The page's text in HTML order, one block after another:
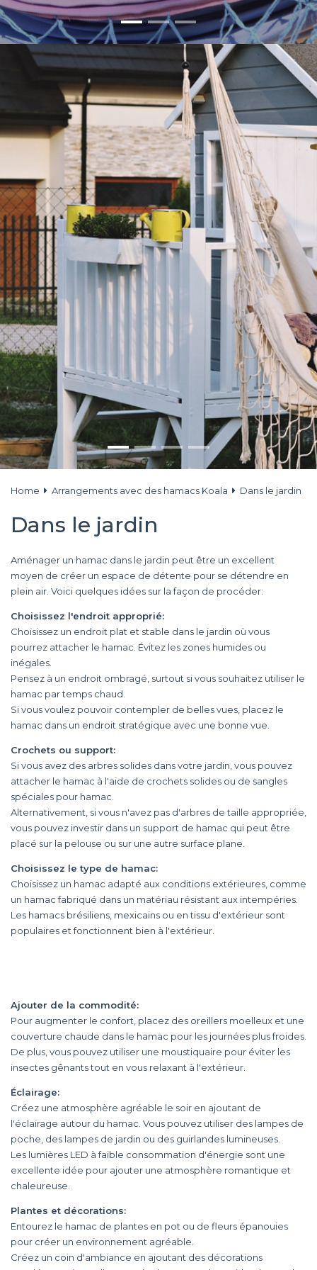
Home Arrangements avec des hamacs Koala Dans le jardin
Dans le jardin
Aménager un hamac dans le jardin peut être un excellent
moyen de créer un espace de détente pour se détendre en
plein air. Voici quelques idées sur la façon de procéder:
Choisissez l'endroit approprié:
Choisissez un endroit plat et stable dans le jardin où vous
pourrez attacher le hamac. Évitez les zones humides ou
inégales.
Pensez à un endroit ombragé, surtout si vous souhaitez utiliser le
hamac par temps chaud.
Si vous voulez pouvoir contempler de belles vues, placez le
hamac dans un endroit stratégique avec une bonne vue.
Crochets ou support:
Si vous avez des arbres solides dans votre jardin, vous pouvez
attacher le hamac à l'aide de crochets solides ou de sangles
spéciales pour hamac.
Alternativement, si vous n'avez pas d'arbres de taille appropriée,
vous pouvez investir dans un support de hamac qui peut être
placé sur la pelouse ou sur une autre surface plane.
Choisissez le type de hamac:
Choisissez un hamac adapté aux conditions extérieures, comme
un hamac fabriqué dans un matériau résistant aux intempéries.
Les hamacs brésiliens, mexicains ou en tissu d'extérieur sont
populaires et fonctionnent bien à l'extérieur.
Ajouter de la commodité:
Pour augmenter le confort, placez des oreillers moelleux et une
couverture chaude dans le hamac pour les journées plus froides.
De plus, vous pouvez utiliser une moustiquaire pour éviter les
insectes gênants tout en vous relaxant à l'extérieur.
Éclairage:
Créez une atmosphère agréable le soir en ajoutant de
l'éclairage autour du hamac. Vous pouvez utiliser des lampes de
poche, des lampes de jardin ou des guirlandes lumineuses.
Les lumières LED à faible consommation d'énergie sont une
excellente idée pour ajouter une atmosphère romantique et
chaleureuse.
Plantes et décorations:
Entourez le hamac de plantes en pot ou de fleurs épanouies
pour créer un environnement agréable.
Créez un coin d'ambiance en ajoutant des décorations